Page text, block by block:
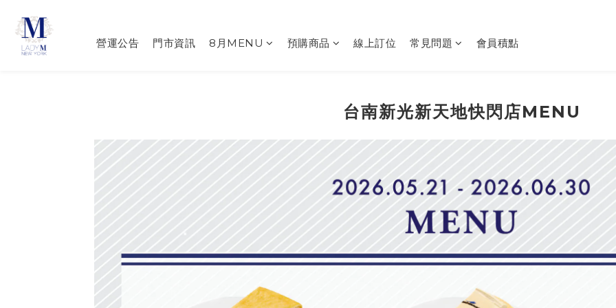
營運公告 門市資訊 8月MENU 預購商品 線上訂位 常見問題 會員積點
台南新光新天地快閃店MENU